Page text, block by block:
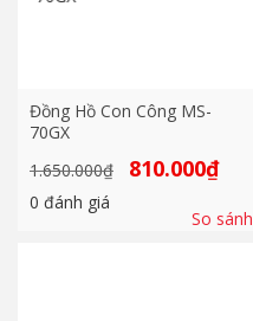
Đồng Hồ Con Công MS-
70GX
1.650.000₫
Giá
gốc
1.650.000₫.
810.000₫Giá
là:
0 đánh giá
So sánh